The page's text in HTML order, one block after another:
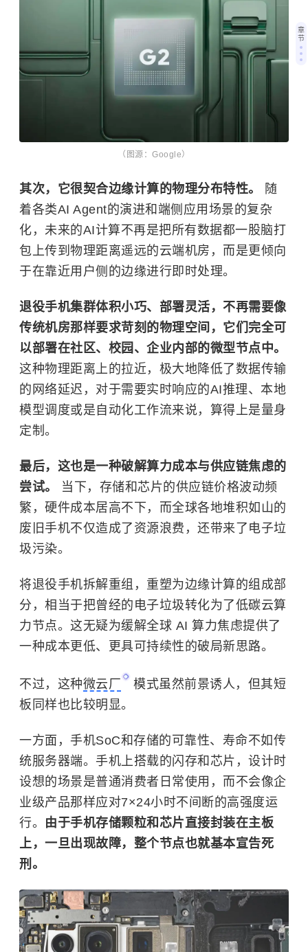
（图源：Google）
其次，它很契合边缘计算的物理分布特性。
随
着各类AI Agent的演进和端侧应用场景的复杂
化，未来的AI计算不再是把所有数据都一股脑打
包上传到物理距离遥远的云端机房，而是更倾向
于在靠近用户侧的边缘进行即时处理。
退役手机集群体积小巧、部署灵活，不再需要像
传统机房那样要求苛刻的物理空间，它们完全可
以部署在社区、校园、企业内部的微型节点中。
这种物理距离上的拉近，极大地降低了数据传输
的网络延迟，对于需要实时响应的AI推理、本地
模型调度或是自动化工作流来说，算得上是量身
定制。
最后，这也是一种破解算力成本与供应链焦虑的
尝试。
当下，存储和芯片的供应链价格波动频
繁，硬件成本居高不下，而全球各地堆积如山的
废旧手机不仅造成了资源浪费，还带来了电子垃
圾污染。
将退役手机拆解重组，重塑为边缘计算的组成部
分，相当于把曾经的电子垃圾转化为了低碳云算
力节点。这无疑为缓解全球 AI 算力焦虑提供了
一种成本更低、更具可持续性的破局新思路。
不过，这种微云厂
模式虽然前景诱人，但其短
板同样也比较明显。
一方面，手机SoC和存储的可靠性、寿命不如传
统服务器端。手机上搭载的闪存和芯片，设计时
设想的场景是普通消费者日常使用，而不会像企
业级产品那样应对7×24小时不间断的高强度运
行。 由于手机存储颗粒和芯片直接封装在主板
上，一旦出现故障，整个节点也就基本宣告死
刑。
章
节